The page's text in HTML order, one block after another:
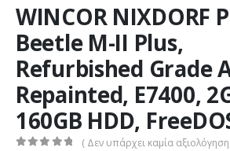
WINCOR NIXDORF
Beetle M-II Plus,
Refurbished Grade
Repainted, E7400,
160GB HDD,
( Δεν υπάρχει καμία